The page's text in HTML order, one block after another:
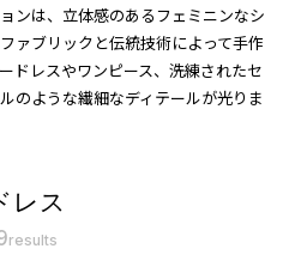
ンは、立体感のあるフェミニンなシ
ァブリックと伝統技術によって手作
ドレスやワンピース、洗練されたセ
のような繊細なディテールが光りま
レス
results